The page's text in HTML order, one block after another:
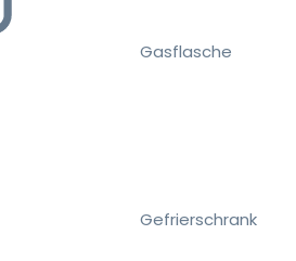
Gasflasche
Gefrierschrank